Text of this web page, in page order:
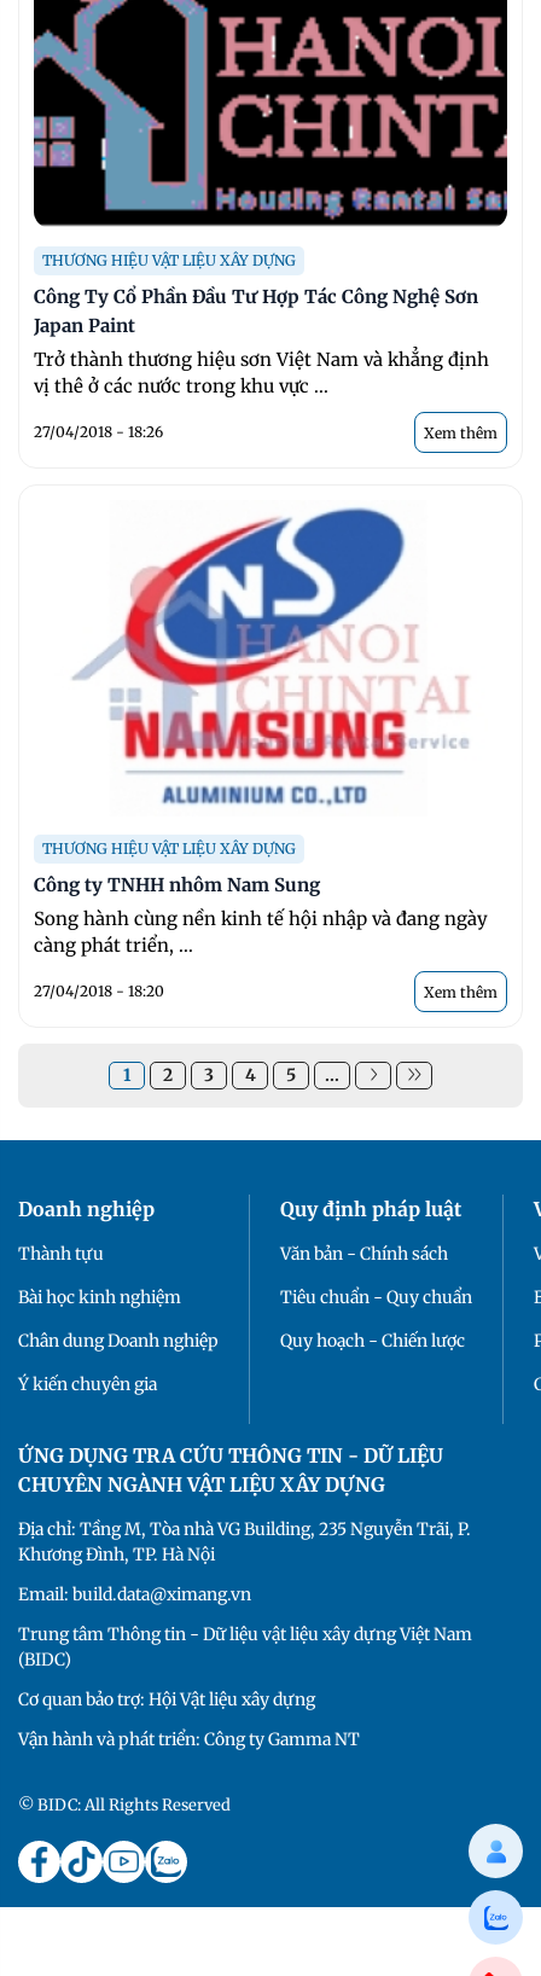
THƯƠNG HIỆU VẬT LIỆU XÂY DỰNG
Công Ty Cổ Phần Đầu Tư Hợp Tác Công Nghệ Sơn
Japan Paint
Trở thành thương hiệu sơn Việt Nam và khẳng định
vị thê ở các nước trong khu vực ...
27/04/2018 - 18:26 Xem thêm
THƯƠNG HIỆU VẬT LIỆU XÂY DỰNG
Công ty TNHH nhôm Nam Sung
Song hành cùng nền kinh tế hội nhập và đang ngày
càng phát triển, ...
27/04/2018 - 18:20 Xem thêm
1 2 3 4 5 ...
Doanh nghiệp
Thành tựu
Bài học kinh nghiệm
Chân dung Doanh nghiệp
Ý kiến chuyên gia
Quy định pháp luật
Văn bản - Chính sách
Tiêu chuẩn - Quy chuẩn
Quy hoạch - Chiến lược
ỨNG DỤNG TRA CỨU THÔNG TIN - DỮ LIỆU
CHUYÊN NGÀNH VẬT LIỆU XÂY DỰNG
Địa chỉ: Tầng M, Tòa nhà VG Building, 235 Nguyễn Trãi, P.
Khương Đình, TP. Hà Nội
Email: build.data@ximang.vn
Trung tâm Thông tin - Dữ liệu vật liệu xây dựng Việt Nam
(BIDC)
Cơ quan bảo trợ: Hội Vật liệu xây dựng
Vận hành và phát triển: Công ty Gamma NT
© BIDC: All Rights Reserved